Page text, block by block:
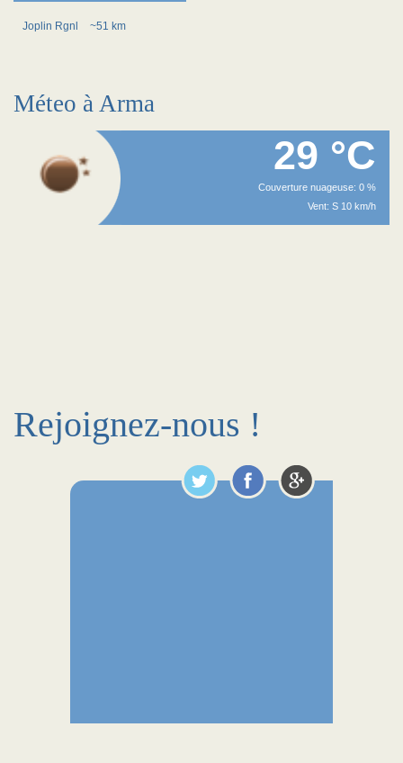
Joplin Rgnl ~51 km
Méteo à Arma
29 °C
Couverture nuageuse: 0 %
Vent: S 10 km/h
Rejoignez-nous !